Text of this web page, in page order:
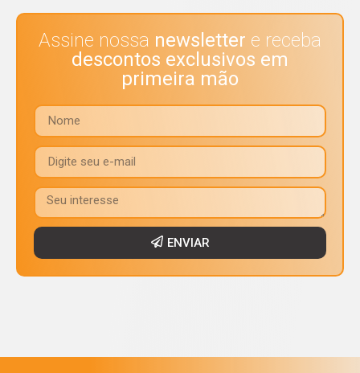
Assine nossa newsletter e receba
descontos exclusivos em
primeira mão
ENVIAR